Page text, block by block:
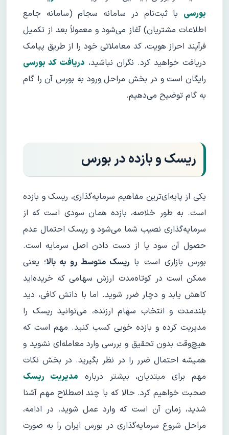
بورسی با ثبت‌نام در سامانه سجام (سامانه جامع
اطلاعات مشتریان) آغاز می‌شود و معمولاً بعد از تکمیل
فرآیند احراز هویت، کد معاملاتی خود را از طریق پیامک
دریافت خواهید کرد. نگران نباشید، دریافت کد بورسی
رایگان است و در بخش مراحل ورود به بورس آن را گام
به گام توضیح می‌دهیم.
ریسک و بازده در بورس
یکی از پایه‌ای‌ترین مفاهیم سرمایه‌گذاری، ریسک و بازده
است. به طور خلاصه، بازده همان سودی است که از
سرمایه‌گذاری نصیب شما می‌شود و ریسک احتمال عدم
حصول آن سود یا از دست دادن اصل سرمایه است.
بورس بازاری است با ریسک متوسط رو به بالا؛ یعنی
ممکن است در کوتاه‌مدت ارزش سهامی که خریده‌اید
کاهش یابد و دچار ضرر شوید. اما با دانش کافی، دید
بلندمدت و انتخاب سهام ارزنده، می‌توانید ریسک را
مدیریت کرده و بازده خوبی کسب کنید. مهم است که
هیچ‌وقت بدون تحقیق و بررسی وارد معامله‌ای نشوید و
همیشه احتمال ضرر را در نظر بگیرید. در بخش نکات
مهم برای مبتدیان، بیشتر درباره مدیریت ریسک
صحبت خواهیم کرد. حالا که با چند اصطلاح مهم آشنا
شدید، زمان آن است که وارد عمل شوید. در ادامه،
مراحل شروع سرمایه‌گذاری در بورس ایران را به صورت